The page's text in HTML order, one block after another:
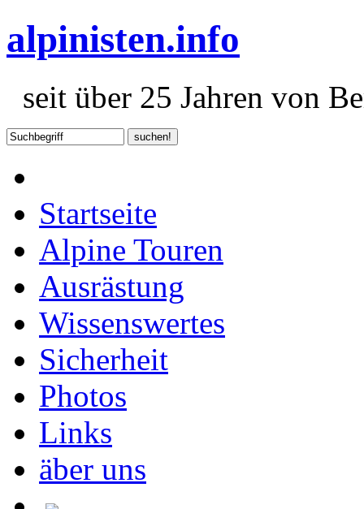
alpinisten.info
seit über 25 Jahren von
Startseite
Alpine Touren
Ausrästung
Wissenswertes
Sicherheit
Photos
Links
äber uns